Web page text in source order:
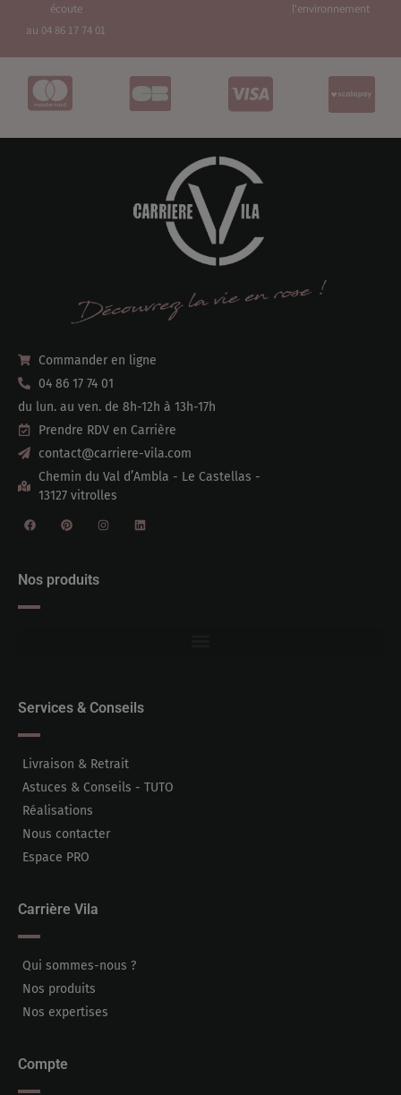
écoute
au 04 86 17 74 01
l'environnement
Commander en ligne
04 86 17 74 01
du lun. au ven. de 8h-12h à 13h-17h
Prendre RDV en Carrière
contact@carriere-vila.com
Chemin du Val d’Ambla - Le Castellas -
13127 vitrolles
Nos produits
Services & Conseils
Livraison & Retrait
Astuces & Conseils - TUTO
Réalisations
Nous contacter
Espace PRO
Carrière Vila
Qui sommes-nous ?
Nos produits
Nos expertises
Compte